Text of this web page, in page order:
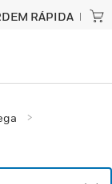
RÁPIDA